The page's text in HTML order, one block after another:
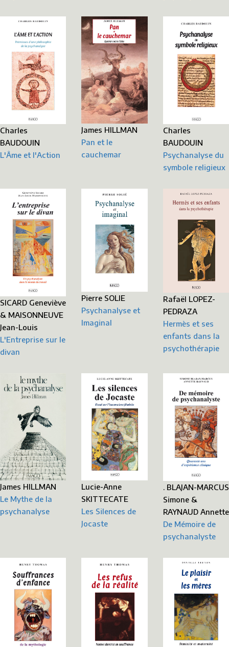
Charles
BAUDOUIN
L'Âme et l'Action
James HILLMAN
Pan et le
cauchemar
Charles
BAUDOUIN
Psychanalyse du
symbole religieux
SICARD Geneviève
& MAISONNEUVE
Jean-Louis
L'Entreprise sur le
divan
Pierre SOLIE
Psychanalyse et
Imaginal
Rafaël LOPEZ-
PEDRAZA
Hermès et ses
enfants dans la
psychothérapie
James HILLMAN
Le Mythe de la
psychanalyse
Lucie-Anne
SKITTECATE
Les Silences de
Jocaste
. BLAJAN-MARCUS
Simone &
RAYNAUD Annette
De Mémoire de
psychanalyste